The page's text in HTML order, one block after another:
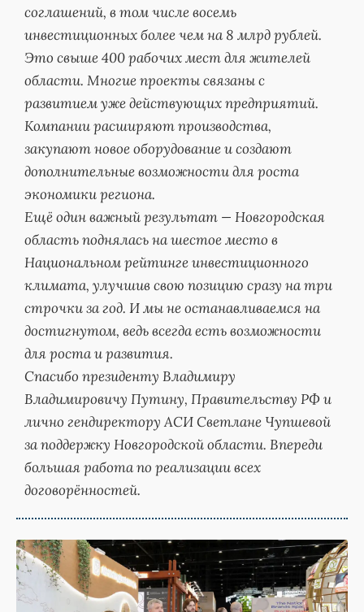
соглашений, в том числе восемь
инвестиционных более чем на 8 млрд рублей.
Это свыше 400 рабочих мест для жителей
области. Многие проекты связаны с
развитием уже действующих предприятий.
Компании расширяют производства,
закупают новое оборудование и создают
дополнительные возможности для роста
экономики региона.
Ещё один важный результат — Новгородская
область поднялась на шестое место в
Национальном рейтинге инвестиционного
климата, улучшив свою позицию сразу на три
строчки за год. И мы не останавливаемся на
достигнутом, ведь всегда есть возможности
для роста и развития.
Спасибо президенту Владимиру
Владимировичу Путину, Правительству РФ и
лично гендиректору АСИ Светлане Чупшевой
за поддержку Новгородской области. Впереди
большая работа по реализации всех
договорённостей.